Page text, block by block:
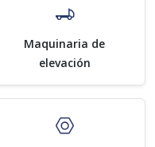
Maquinaria de
elevación